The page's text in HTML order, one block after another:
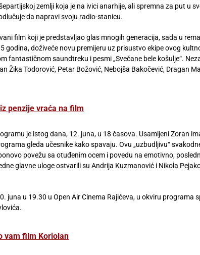
zemlji koja je na ivici anarhije, ali spremna za put u
da napravi svoju radio-stanicu.
film koji je predstavljao glas mnogih generacija, sada u
godina, doživeće novu premijeru uz prisustvo ekipe ovog
fantastičnom saundtreku i pesmi „Svečane bele košulje“.
Žika Todorović, Petar Božović, Nebojša Bakočević, Dragan
penzije vraća na film
je istog dana, 12. juna, u 18 časova. Usamljeni Zoran
gleda učesnike kako spavaju. Ovu „uzbudljivu“
povežu sa otuđenim ocem i povedu na emotivno,
glavne uloge ostvarili su Andrija Kuzmanović i Nikola
juna u 19.30 u Open Air Cinema Rajićeva, u okviru programa
vam film Koriolan